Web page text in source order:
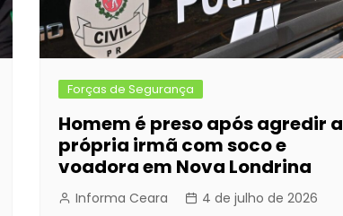
Forças de Segurança
Homem é preso após agredir a
própria irmã com soco e
voadora em Nova Londrina
Informa Ceara 4 de julho de 2026